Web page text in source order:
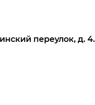
переулок, д. 4.